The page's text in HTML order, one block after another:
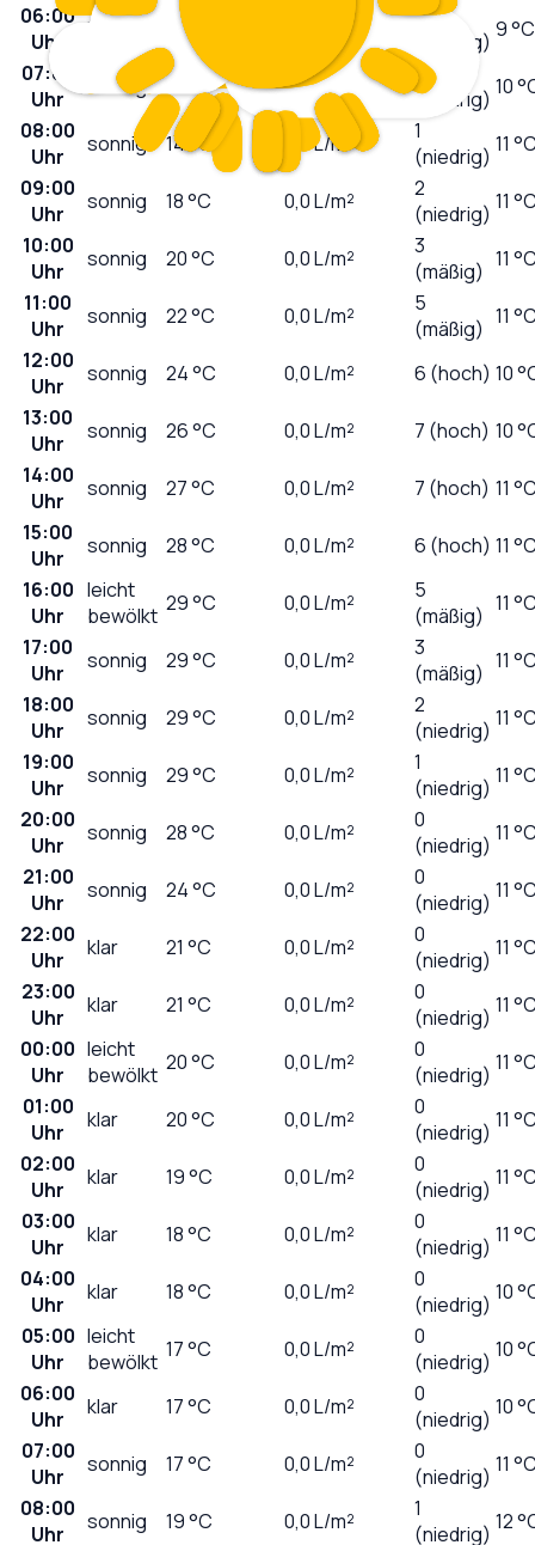
06:00
Uhr
klar 11°C L/m²
0
(niedrig) 9 °C
07:00
Uhr
sonnig 11 °C 0,0L/m²
0
(niedrig) 10
08:00
Uhr
sonnig 14 °C 0,0L/m²
1
(niedrig) 11
09:00
Uhr
sonnig 18°C 0,0L/m²
2
(niedrig) 11
10:00
Uhr
sonnig 20°C 0,0L/m²
3
(mäßig) 11
11:00
Uhr
sonnig 22°C 0,0L/m²
5
(mäßig) 11
12:00
Uhr
sonnig 24°C 0,0L/m² 6 (hoch) 10
13:00
Uhr
sonnig 26°C 0,0L/m² 7 (hoch) 10
14:00
Uhr
sonnig 27°C 0,0L/m² 7 (hoch) 11
15:00
Uhr
sonnig 28°C 0,0L/m² 6 (hoch) 11
16:00
Uhr
leicht
bewölkt 29°C 0,0L/m²
5
(mäßig) 11
17:00
Uhr
sonnig 29°C 0,0L/m²
3
(mäßig) 11
18:00
Uhr
sonnig 29°C 0,0L/m²
2
(niedrig) 11
19:00
Uhr
sonnig 29°C 0,0L/m²
1
(niedrig) 11
20:00
Uhr
sonnig 28°C 0,0L/m²
0
(niedrig) 11
21:00
Uhr
sonnig 24°C 0,0L/m²
0
(niedrig) 11
22:00
Uhr
klar 21 °C 0,0L/m²
0
(niedrig) 11
23:00
Uhr
klar 21 °C 0,0L/m²
0
(niedrig) 11
00:00
Uhr
leicht
bewölkt 20°C 0,0L/m²
0
(niedrig) 11
01:00
Uhr
klar 20°C 0,0L/m²
0
(niedrig) 11
02:00
Uhr
klar 19°C 0,0L/m²
0
(niedrig) 11
03:00
Uhr
klar 18°C 0,0L/m²
0
(niedrig) 11
04:00
Uhr
klar 18°C 0,0L/m²
0
(niedrig) 10
05:00
Uhr
leicht
bewölkt 17°C 0,0L/m²
0
(niedrig) 10
06:00
Uhr
klar 17°C 0,0L/m²
0
(niedrig) 10
07:00
Uhr
sonnig 17°C 0,0L/m²
0
(niedrig) 11
08:00
Uhr
sonnig 19°C 0,0L/m²
1
(niedrig) 12